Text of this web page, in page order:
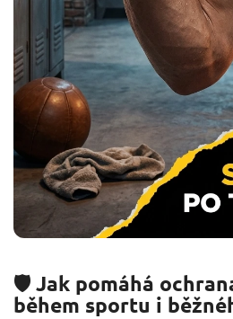
🛡️ Jak pomáhá
během sportu i